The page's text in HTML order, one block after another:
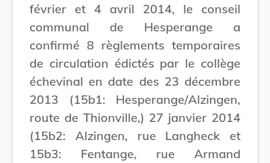
février et 4 avril 2014, le conseil
communal de Hesperange a
confirmé 8 règlements temporaires
de circulation édictés par le collège
échevinal en date des 23 décembre
2013 (15b1: Hesperange/Alzingen,
route de Thionville,) 27 janvier 2014
(15b2: Alzingen, rue Langheck et
15b3: Fentange, rue Armand